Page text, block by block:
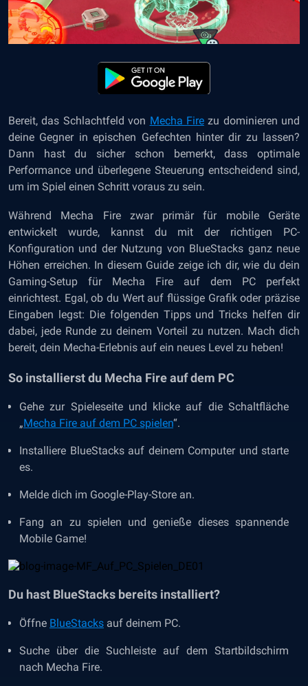
Bereit, das Schlachtfeld von Mecha Firezu dominieren und
deine Gegner in epischen Gefechten hinter dir zu lassen?
Dann hast du sicher schon bemerkt, dass optimale
Performance und überlegene Steuerung entscheidend sind,
um im Spiel einen Schritt voraus zu sein.
Während Mecha Fire zwar primär für mobile Geräte
entwickelt wurde, kannst du mit der richtigen PC-
Konfiguration und der Nutzung von BlueStacks ganz neue
Höhen erreichen. In diesem Guide zeige ich dir, wie du dein
Gaming-Setup für Mecha Fire auf dem PC perfekt
einrichtest. Egal, ob du Wert auf flüssige Grafik oder präzise
Eingaben legst: Die folgenden Tipps und Tricks helfen dir
dabei, jede Runde zu deinem Vorteil zu nutzen. Mach dich
bereit, dein Mecha-Erlebnis auf ein neues Level zu heben!
So installierst du Mecha Fire auf dem PC
Gehe zur Spieleseite und klicke auf die Schaltfläche
„Mecha Fire auf dem PC spielen“.
Installiere BlueStacks auf deinem Computer und starte
es.
Melde dich im Google-Play-Store an.
Fang an zu spielen und genieße dieses spannende
Mobile Game!
Du hast BlueStacks bereits installiert?
Öffne BlueStacks auf deinem PC.
Suche über die Suchleiste auf dem Startbildschirm
nach Mecha Fire.